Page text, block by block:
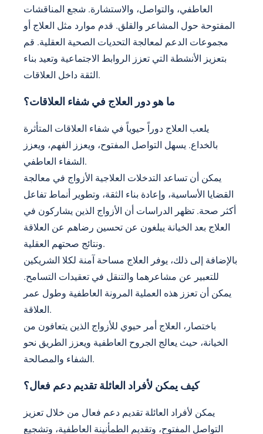
العاطفي، والتواصل، والاستشارة. شجع المناقشات
المفتوحة حول المشاعر والقلق. قدم موارد مثل العلاج أو
مجموعات الدعم لمعالجة التحديات الصحية العقلية. قم
بتعزيز الأنشطة التي تعزز الروابط الاجتماعية وتعيد بناء
الثقة داخل العلاقات.
ما هو دور العلاج في شفاء العلاقات؟
يلعب العلاج دوراً حيوياً في شفاء العلاقات المتأثرة
بالخداع. يسهل التواصل المفتوح، ويعزز الفهم، ويعزز
الشفاء العاطفي.
يمكن أن تساعد التدخلات العلاجية الأزواج في معالجة
القضايا الأساسية، وإعادة بناء الثقة، وتطوير أنماط تفاعل
أكثر صحة. تظهر الدراسات أن الأزواج الذين يشاركون في
العلاج بعد الخيانة يبلغون عن تحسين رضاهم عن العلاقة
ونتائج صحتهم العقلية.
بالإضافة إلى ذلك، يوفر العلاج مساحة آمنة لكلا الشريكين
للتعبير عن مشاعرهما والتنقل في تعقيدات التسامح.
يمكن أن تعزز هذه العملية المرونة العاطفية وطول عمر
العلاقة.
باختصار، العلاج أمر حيوي للأزواج الذين يتعافون من
الخيانة، حيث يعالج الجروح العاطفية ويعزز الطريق نحو
الشفاء والمصالحة.
كيف يمكن لأفراد العائلة تقديم دعم فعال؟
يمكن لأفراد العائلة تقديم دعم فعال من خلال تعزيز
التواصل المفتوح، وتقديم الطمأنينة العاطفية، وتشجيع